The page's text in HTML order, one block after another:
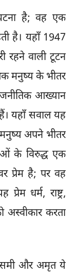
है; वह एक
है। यहाँ 1947
रहने वाली टूटन
मनुष्य के भीतर
आख्यान
यहाँ सवाल यह
अपने भीतर
के विरुद्ध एक
प्रेम है; पर वह
प्रेम धर्म, राष्ट्र,
अस्वीकार करता
समी और अमृत ये